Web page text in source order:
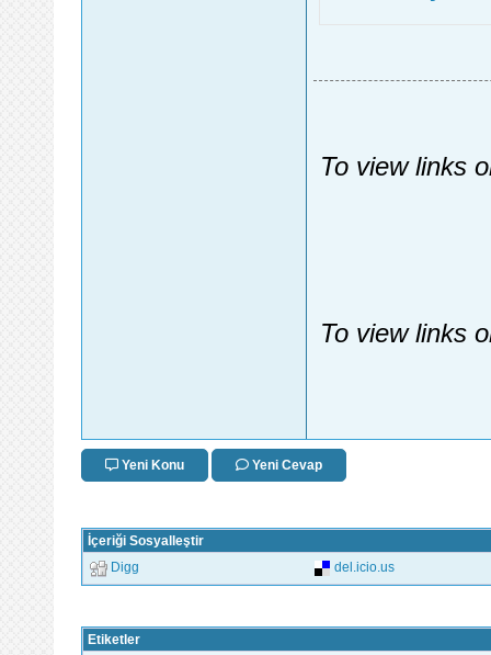
To view links
To view links
Yeni Konu Yeni Cevap
İçeriği Sosyalleştir
Digg del.icio.us
Etiketler